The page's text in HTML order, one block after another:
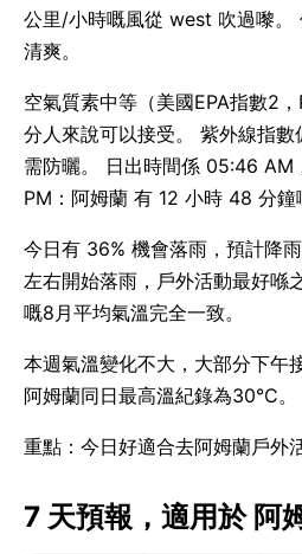
公里/小時嘅風從 west 吹過嚟。
清爽。
空氣質素中等（美國EPA指數2
分人來說可以接受。 紫外線指
需防曬。 日出時間係 05:46
PM：阿姆蘭 有 12 小時 48 分鐘
今日有 36% 機會落雨，預計降
左右開始落雨，戶外活動最好喺
嘅8月平均氣溫完全一致。
本週氣溫變化不大，大部分下午
阿姆蘭同日最高溫紀錄為30°C。
重點：今日好適合去阿姆蘭戶外活
7 天預報，適用於